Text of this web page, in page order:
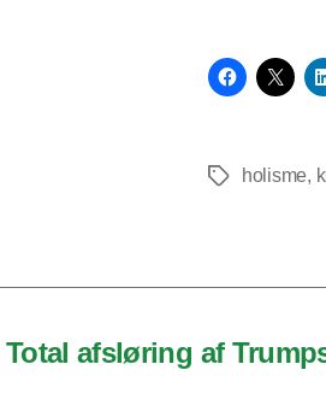
Tagsholisme,
afsløring af